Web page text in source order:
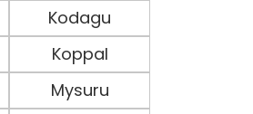
Kodagu
Koppal
Mysuru